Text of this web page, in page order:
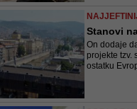
Stanovi
On dodaje
projekte tzv.
ostatku